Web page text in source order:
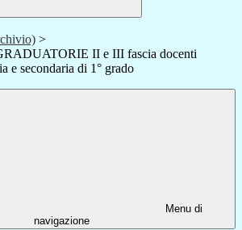
>
II e III fascia docenti
e secondaria di 1° grado
Menu di
navigazione